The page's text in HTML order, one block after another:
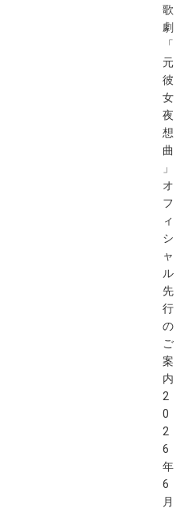
歌
劇
「
元
彼
女
夜
想
曲
」
オ
フ
ィ
シ
ャ
ル
先
行
の
ご
案
内
2
0
2
6
年
6
月